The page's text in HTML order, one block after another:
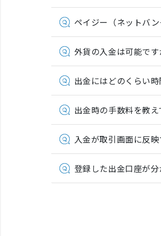
ペイジー（ネットバ
外貨の入金は可能です
出金にはどのくらい
出金時の手数料を教え
入金が取引画面に反
登録した出金口座が分